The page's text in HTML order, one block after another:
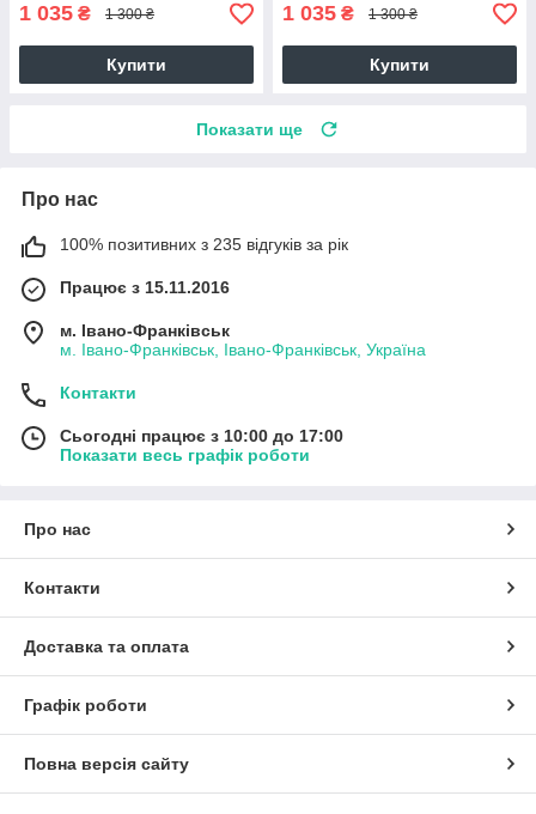
1 035 ₴ 1 300 ₴
Купити
1 035 ₴ 1 300 ₴
Купити
Показати ще
Про нас
100% позитивних з 235 відгуків за рік
Працює з 15.11.2016
м. Івано-Франківськ
м. Івано-Франківськ, Івано-Франківськ, Україна
Контакти
Сьогодні працює з 10:00 до 17:00
Показати весь графік роботи
Про нас
Контакти
Доставка та оплата
Графік роботи
Повна версія сайту